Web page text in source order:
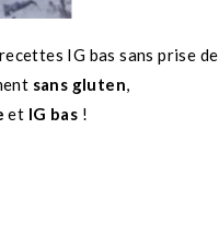
IG bas sans prise de
sans gluten,
et IG bas !